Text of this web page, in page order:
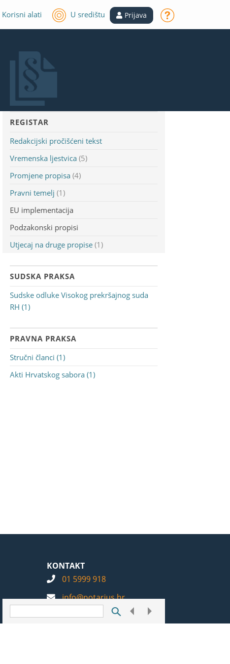
Korisni alati U središtu Prijava
REGISTAR
Redakcijski pročišćeni tekst
Vremenska ljestvica (5)
Promjene propisa (4)
Pravni temelj (1)
EU implementacija
Podzakonski propisi
Utjecaj na druge propise (1)
SUDSKA PRAKSA
Sudske odluke Visokog prekršajnog suda
RH (1)
PRAVNA PRAKSA
Stručni članci (1)
Akti Hrvatskog sabora (1)
KONTAKT
01 5999 918
info@notarius.hr